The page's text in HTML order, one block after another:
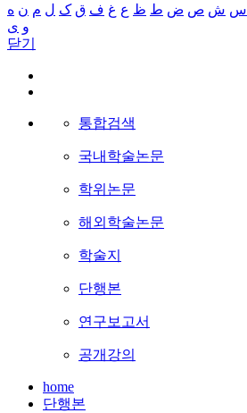
س ش ص ض ط ظ ع غ ف ق ک ل م ن ه
و ی
닫기
통합검색
국내학술논문
학위논문
해외학술논문
학술지
단행본
연구보고서
공개강의
home
단행본